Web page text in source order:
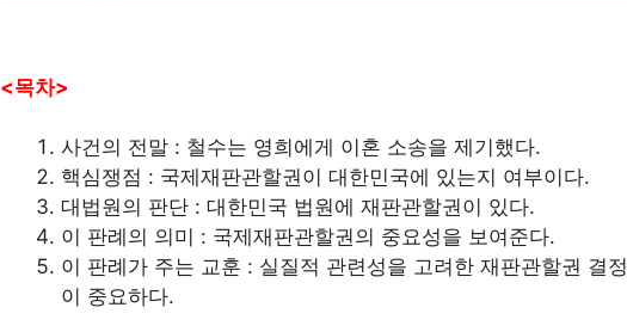
<목차>
사건의 전말 : 철수는 영희에게 이혼 소송을 제기했다.
핵심쟁점 : 국제재판관할권이 대한민국에 있는지 여부이다.
대법원의 판단 : 대한민국 법원에 재판관할권이 있다.
이 판례의 의미 : 국제재판관할권의 중요성을 보여준다.
이 판례가 주는 교훈 : 실질적 관련성을 고려한 재판관할권 결정
이 중요하다.